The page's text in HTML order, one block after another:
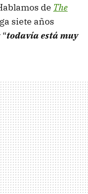
de The
siete años
todavía está muy